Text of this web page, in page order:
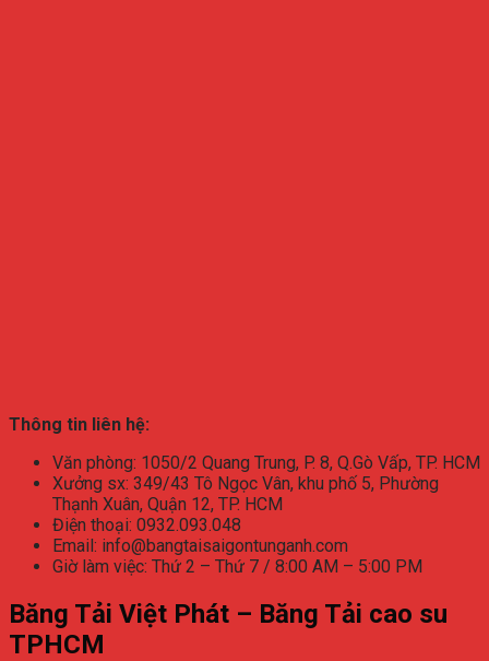
Thông tin liên hệ:
Văn phòng: 1050/2 Quang Trung, P. 8, Q.Gò Vấp, TP. HCM
Xưởng sx: 349/43 Tô Ngọc Vân, khu phố 5, Phường
Thạnh Xuân, Quận 12, TP. HCM
Điện thoại: 0932.093.048
Email: info@bangtaisaigontunganh.com
Giờ làm việc: Thứ 2 – Thứ 7 / 8:00 AM – 5:00 PM
Băng Tải Việt Phát – Băng Tải cao su
TPHCM